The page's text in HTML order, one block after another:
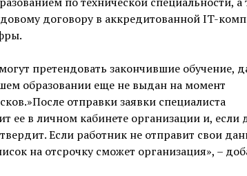
договору в аккредитованной IT-
претендовать закончившие обучение,
образовании еще не выдан на момент
отправки заявки специалиста
ее в личном кабинете организации и, если
Если работник не отправит свои
на отсрочку сможет организация», –